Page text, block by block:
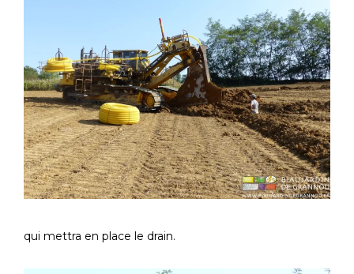
qui mettra en place le drain.